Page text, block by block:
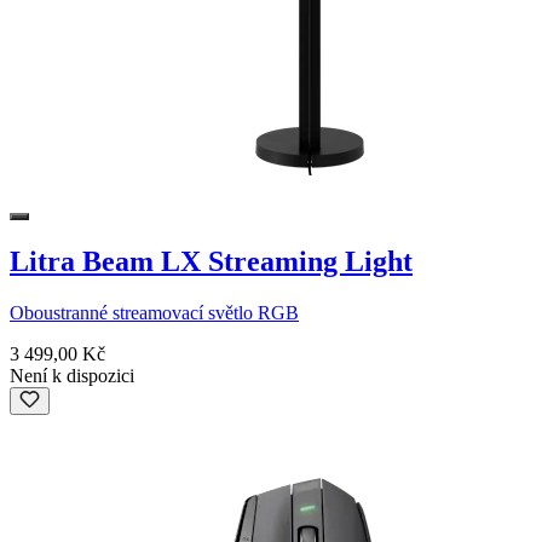
Litra Beam LX Streaming Light
Oboustranné streamovací světlo RGB
3 499,00 Kč
Není k dispozici